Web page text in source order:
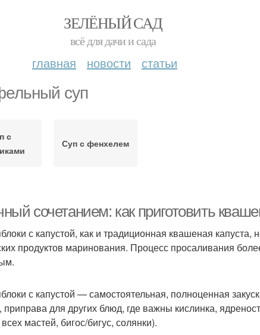
ЗЕЛЁНЫЙ САД
всё для дачи и сада
главная новости статьи
суп
с
Суп с фенхелем
сочетанием: как приготовить
с капустой, как и традиционная квашеная капуста,
продуктов маринования. Процесс просаливания
с капустой — самостоятельная, полноценная
приправа для других блюд, где важны кислинка,
мастей, бигос/бигус, солянки).